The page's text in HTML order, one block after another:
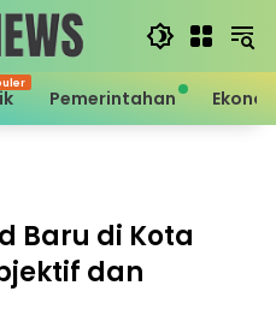
Pemerintahan
Baru di Kota
dan